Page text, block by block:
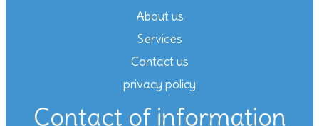
About us
Services
Contact us
privacy policy
Contact of information